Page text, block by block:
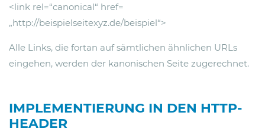
<link rel=“canonical“ href=
„http://beispielseitexyz.de/beispiel“>
Alle Links, die fortan auf sämtlichen ähnlichen URLs
eingehen, werden der kanonischen Seite zugerechnet.
IMPLEMENTIERUNG IN DEN HTTP-
HEADER